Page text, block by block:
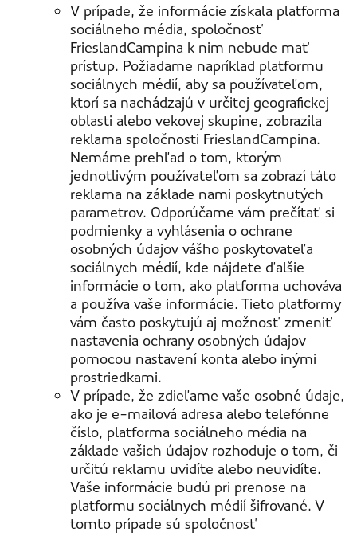
V prípade, že informácie získala platforma
sociálneho média, spoločnosť
FrieslandCampina k nim nebude mať
prístup. Požiadame napríklad platformu
sociálnych médií, aby sa používateľom,
ktorí sa nachádzajú v určitej geografickej
oblasti alebo vekovej skupine, zobrazila
reklama spoločnosti FrieslandCampina.
Nemáme prehľad o tom, ktorým
jednotlivým používateľom sa zobrazí táto
reklama na základe nami poskytnutých
parametrov. Odporúčame vám prečítať si
podmienky a vyhlásenia o ochrane
osobných údajov vášho poskytovateľa
sociálnych médií, kde nájdete ďalšie
informácie o tom, ako platforma uchováva
a používa vaše informácie. Tieto platformy
vám často poskytujú aj možnosť zmeniť
nastavenia ochrany osobných údajov
pomocou nastavení konta alebo inými
prostriedkami.
V prípade, že zdieľame vaše osobné údaje,
ako je e-mailová adresa alebo telefónne
číslo, platforma sociálneho média na
základe vašich údajov rozhoduje o tom, či
určitú reklamu uvidíte alebo neuvidíte.
Vaše informácie budú pri prenose na
platformu sociálnych médií šifrované. V
tomto prípade sú spoločnosť